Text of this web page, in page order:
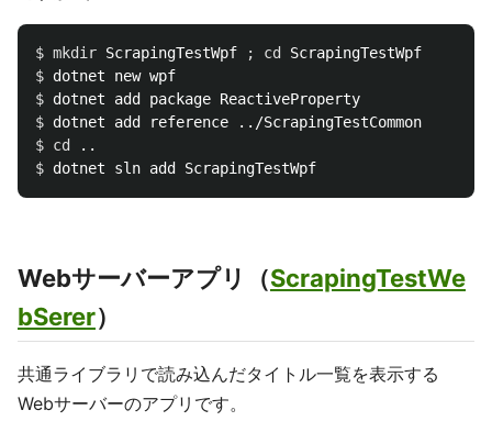
$ mkdir ScrapingTestWpf ; cd
$
$
$
$ cd
$
Webサーバーアプリ（ScrapingTestWe
bSerer）
共通ライブラリで読み込んだタイトル一覧を表示する
Webサーバーのアプリです。